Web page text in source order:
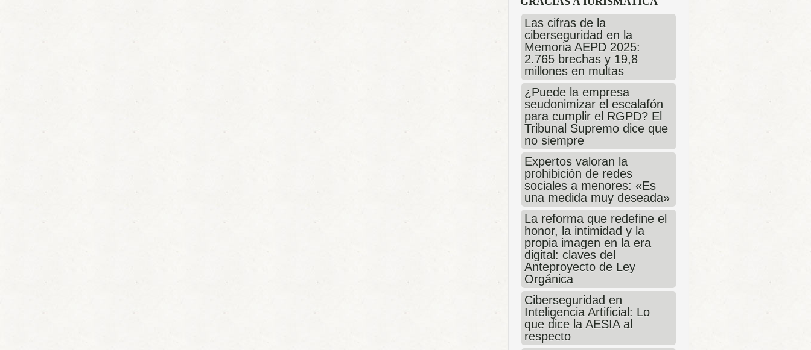
Las cifras de la
ciberseguridad en la
Memoria AEPD 2025:
2.765 brechas y 19,8
millones en multas
¿Puede la empresa
seudonimizar el escalafón
para cumplir el RGPD? El
Tribunal Supremo dice que
no siempre
Expertos valoran la
prohibición de redes
sociales a menores: «Es
una medida muy deseada»
La reforma que redefine el
honor, la intimidad y la
propia imagen en la era
digital: claves del
Anteproyecto de Ley
Orgánica
Ciberseguridad en
Inteligencia Artificial: Lo
que dice la AESIA al
respecto